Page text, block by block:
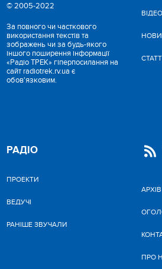
© 2005-2022
За повного чи часткового
використання текстів та
зображень чи за будь-якого
іншого поширення інформації
«Радіо ТРЕК» гіперпосилання на
сайт radiotrek.rv.ua є
обов'язковим.
ВІДЕО
РАДІО
ПРОЕКТИ
ВЕДУЧІ
РАНІШЕ ЗВУЧАЛИ
ПРО